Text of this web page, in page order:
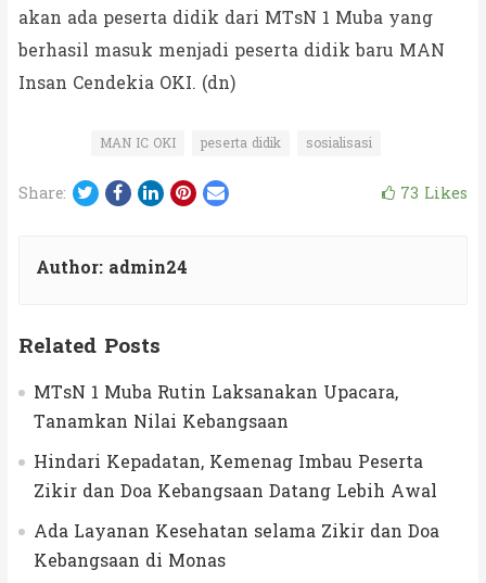
akan ada peserta didik dari MTsN 1 Muba yang
berhasil masuk menjadi peserta didik baru MAN
Insan Cendekia OKI. (dn)
MAN IC OKI peserta didik sosialisasi
Share: Twitter
Facebook
LinkedIn
Pinterest
Email 73 Likes
Author: admin24
Related Posts
MTsN 1 Muba Rutin Laksanakan Upacara,
Tanamkan Nilai Kebangsaan
Hindari Kepadatan, Kemenag Imbau Peserta
Zikir dan Doa Kebangsaan Datang Lebih Awal
Ada Layanan Kesehatan selama Zikir dan Doa
Kebangsaan di Monas